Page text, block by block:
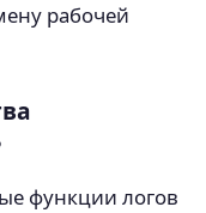
рабочей
функции логов